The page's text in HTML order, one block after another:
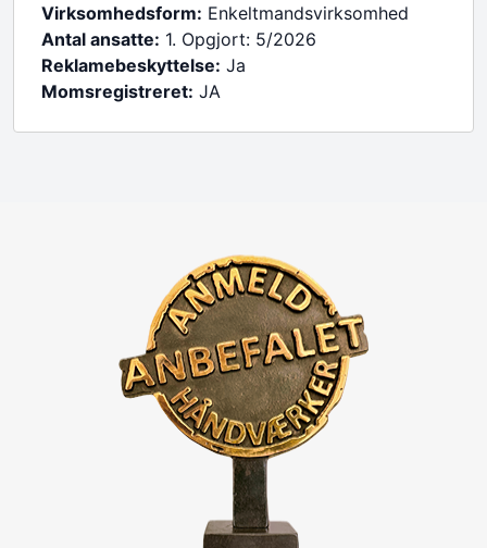
Virksomhedsform: Enkeltmandsvirksomhed
Antal ansatte: 1. Opgjort: 5/2026
Reklamebeskyttelse: Ja
Momsregistreret: JA